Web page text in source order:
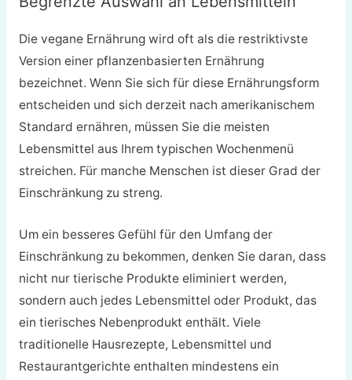
Die vegane Ernährung wird oft als die restriktivste
Version einer pflanzenbasierten Ernährung
bezeichnet. Wenn Sie sich für diese Ernährungsform
entscheiden und sich derzeit nach amerikanischem
Standard ernähren, müssen Sie die meisten
Lebensmittel aus Ihrem typischen Wochenmenü
streichen. Für manche Menschen ist dieser Grad der
Einschränkung zu streng.
Um ein besseres Gefühl für den Umfang der
Einschränkung zu bekommen, denken Sie daran, dass
nicht nur tierische Produkte eliminiert werden,
sondern auch jedes Lebensmittel oder Produkt, das
ein tierisches Nebenprodukt enthält. Viele
traditionelle Hausrezepte, Lebensmittel und
Restaurantgerichte enthalten mindestens ein